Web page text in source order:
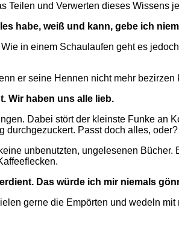
Teilen und Verwerten dieses Wissens
habe, weiß und kann, gebe ich
in einem Schaulaufen geht es
er seine Hennen nicht mehr bezirzen
Wir haben uns alle lieb.
Dabei stört der kleinste Funke an
durchgezuckert. Passt doch alles, oder?
unbenutzten, ungelesenen
Das würde ich mir niemals
gerne die Empörten und wedeln